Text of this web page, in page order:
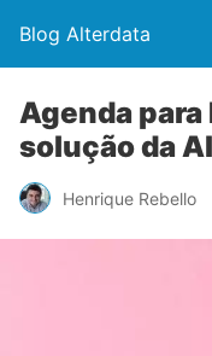
Blog Alterdata
Agenda para
solução da
Henrique Rebello